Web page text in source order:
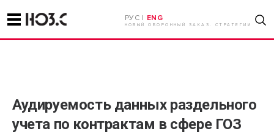
РУС | ENG
НОВЫЙ ОБОРОННЫЙ ЗАКАЗ. СТРАТЕГИИ
Аудируемость данных раздельного
учета по контрактам в сфере ГОЗ